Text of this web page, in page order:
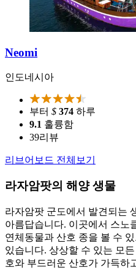
Neomi
인도네시아
부터 $ 374 하루
9.1 훌륭함
39리뷰
리브어보드 전체보기
라자암팟의 해양 생물
라자암팟 군도에서 발견되는
아름답습니다. 이곳에서 스노
연체동물과 산호 종을 볼 수
있습니다. 상상할 수 있는 모
호와 부드러운 산호가 가득하